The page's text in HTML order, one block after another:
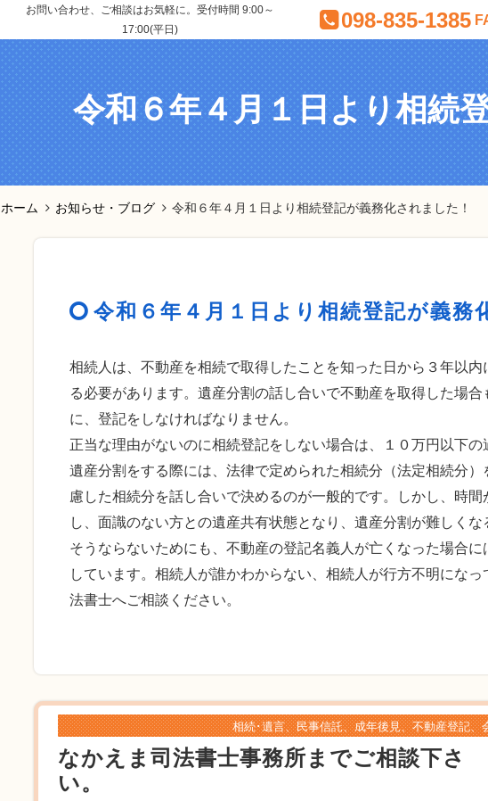
お問い合わせ、ご相談はお気軽に。受付時間 9:00～
17:00(平日)
098-835-1385
令和６年４月１日より相続
ホーム お知らせ・ブログ 令和６年４月１日より相続登記が義務化されました！
令和６年４月１日より相続登記が義務
相続人は、不動産を相続で取得したことを知った日から３年以
る必要があります。遺産分割の話し合いで不動産を取得した場
に、登記をしなければなりません。
正当な理由がないのに相続登記をしない場合は、１０万円以下の
遺産分割をする際には、法律で定められた相続分（法定相続分
慮した相続分を話し合いで決めるのが一般的です。しかし、時
し、面識のない方との遺産共有状態となり、遺産分割が難しくな
そうならないためにも、不動産の登記名義人が亡くなった場合
しています。相続人が誰かわからない、相続人が行方不明にな
法書士へご相談ください。
相続･遺言、民事信託、成年後見、不動産登記、
なかえま司法書士事務所までご相談下さ
い。